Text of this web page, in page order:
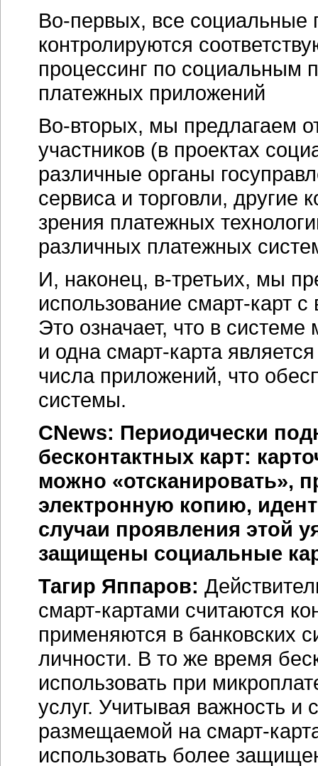
Во-первых, все социальные
контролируются
процессинг по социальным
платежных приложений
Во-вторых, мы предлагаем
участников (в проектах
различные органы
сервиса и торговли, другие
зрения платежных
различных платежных
И, наконец, в-третьих, мы
использование смарт-карт с
Это означает, что в
и одна смарт-карта
числа приложений, что
системы.
CNews: Периодически
бесконтактных карт:
можно «отсканировать»,
электронную копию,
случаи проявления этой
защищены социальные
Тагир Яппаров:
смарт-картами считаются
применяются в банковских
личности. В то же время
использовать при
услуг. Учитывая важность и
размещаемой на смарт-
использовать более